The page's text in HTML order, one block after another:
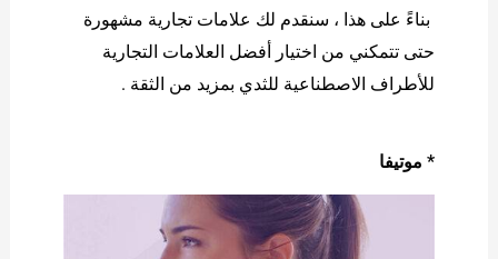
بناءً على هذا ، سنقدم لك علامات تجارية مشهورة
حتى تتمكني من اختيار أفضل العلامات التجارية
للأطراف الاصطناعية للثدي بمزيد من الثقة .
* موتيفا